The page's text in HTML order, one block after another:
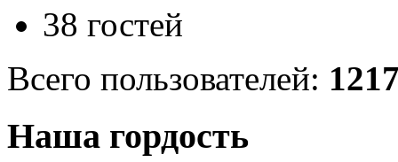
38 гостей
Всего пользователей:
Наша гордость